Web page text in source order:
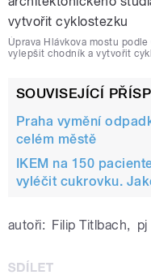
Úprava Hlávkova mostu
vylepšit chodník a vytvořit
SOUVISEJÍCÍ
Praha vymění
celém městě
IKEM na 150
vyléčit cukrovku.
autoři: Filip Titlbach, pj